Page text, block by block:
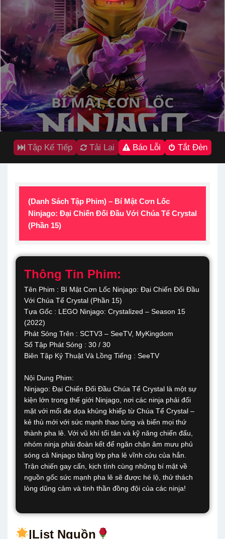
Tập Kế Tiếp Tải Lại Báo Lỗi Tắt Đèn
(Danh Sách Tập Phim) – Bí Mật Cơn Lốc
Ninjago: Đại Chiến Đối Đầu Với Chúa Tể Crystal
(Phần 15)
Thông Tin Phim:
Tên Phim : Bí Mật Cơn Lốc Ninjago: Đại Chiến Đối Đầu
Với Chúa Tể Crystal (Phần 15)
Tựa Gốc : LEGO Ninjago: Crystalized – Season 15
(2022)
Phát Sóng Trên : SCTV3 – SeeTV, MyKingdom
Số Tập Phát Sóng : 30 / 30
Biên Tập Kỷ Thuật Và Lồng Tiếng : SeeTV
Nội Dung Phim:
Ninjago: Đại Chiến Đối Đầu Chúa Tể Crystal là một sự
kiện lớn trong thế giới Ninjago, nơi các ninja phải đối
mặt với mối đe dọa khủng khiếp từ Chúa Tể Crystal –
kẻ thù mới với sức mạnh thao túng và biến mọi thứ
thành pha lê. Với vũ khí tối tân và kỹ năng chiến đấu,
nhóm ninja phải đoàn kết để ngăn chặn âm mưu phủ
sóng cả Ninjago bằng lớp pha lê vĩnh cửu của hắn.
Trận chiến gay cấn, kịch tính cùng những bí mật về
nguồn gốc sức mạnh pha lê sẽ được hé lộ, thử thách
lòng dũng cảm và tinh thần đồng đội của các ninja!
|List Nguồn